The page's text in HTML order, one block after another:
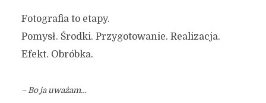
Fotografia to etapy.
Pomysł. Środki. Przygotowanie. Realizacja.
Efekt. Obróbka.
– Bo ja uważam…